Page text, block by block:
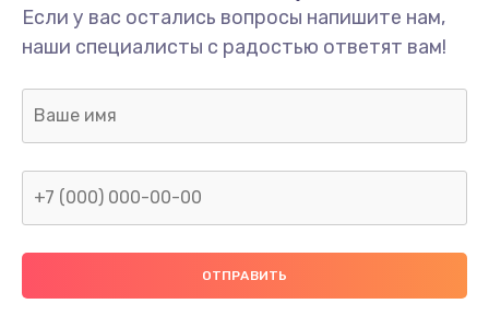
Если у вас остались вопросы напишите нам,
наши специалисты с радостью ответят вам!